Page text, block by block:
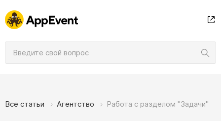
Все статьи Агентство Работа с разделом "Задачи"